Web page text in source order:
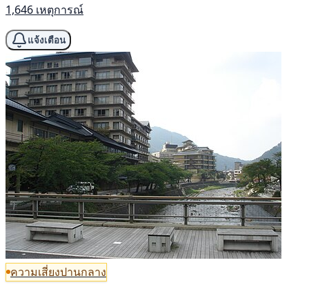
1,646 เหตุการณ์
แจ้งเตือน
ความเสี่ยงปานกลาง